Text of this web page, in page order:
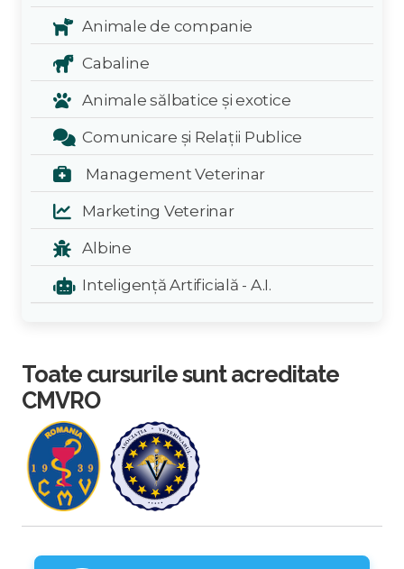
Animale de companie
Cabaline
Animale sălbatice și exotice
Comunicare și Relații Publice
Management Veterinar
Marketing Veterinar
Albine
Inteligență Artificială - A.I.
Toate cursurile sunt acreditate
CMVRO